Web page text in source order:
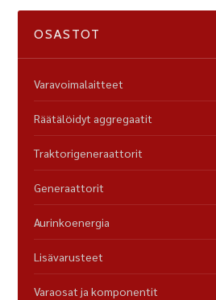
OSASTOT
Varavoimalaitteet
Räätälöidyt aggregaatit
Traktorigeneraattorit
Generaattorit
Aurinkoenergia
Lisävarusteet
Varaosat ja komponentit